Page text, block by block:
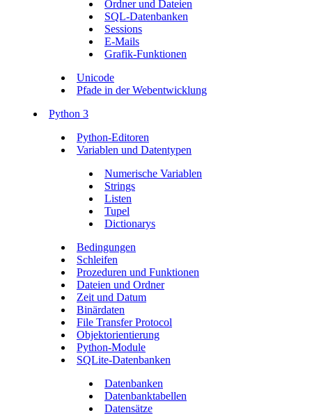
Ordner und Dateien
SQL-Datenbanken
Sessions
E-Mails
Grafik-Funktionen
Unicode
Pfade in der Webentwicklung
Python 3
Python-Editoren
Variablen und Datentypen
Numerische Variablen
Strings
Listen
Tupel
Dictionarys
Bedingungen
Schleifen
Prozeduren und Funktionen
Dateien und Ordner
Zeit und Datum
Binärdaten
File Transfer Protocol
Objektorientierung
Python-Module
SQLite-Datenbanken
Datenbanken
Datenbanktabellen
Datensätze